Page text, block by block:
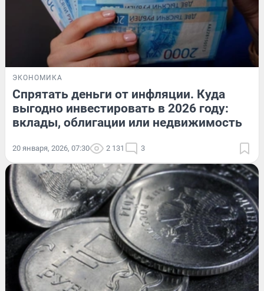
ЭКОНОМИКА
Спрятать деньги от инфляции. Куда
выгодно инвестировать в 2026 году:
вклады, облигации или недвижимость
20 января, 2026, 07:30 2 131 3